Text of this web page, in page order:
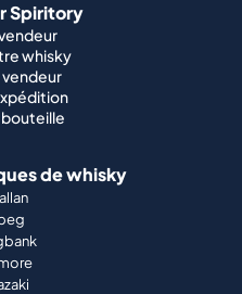
Spiritory
whisky
vendeur
bouteille
de whisky